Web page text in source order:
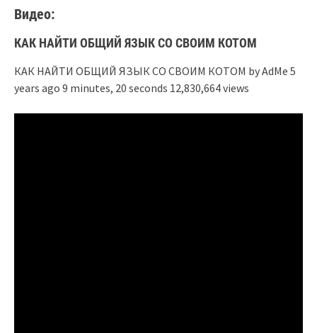
Видео:
КАК НАЙТИ ОБЩИЙ ЯЗЫК СО СВОИМ КОТОМ
КАК НАЙТИ ОБЩИЙ ЯЗЫК СО СВОИМ КОТОМ by AdMe 5
years ago 9 minutes, 20 seconds 12,830,664 views